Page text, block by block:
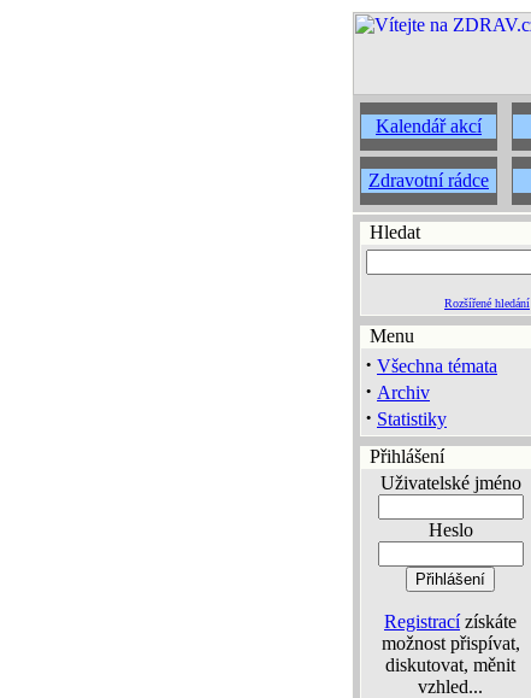
Kalendář akcí
Zdravotní rádce
Hledat
Rozšířené hledání
Menu
· Všechna témata
· Archiv
· Statistiky
Přihlášení
Uživatelské jméno
Heslo
Registracízískáte
možnost přispívat,
diskutovat, měnit
vzhled...